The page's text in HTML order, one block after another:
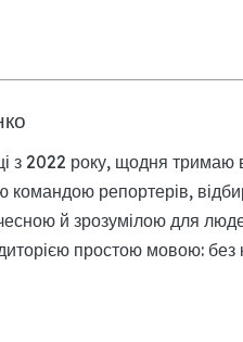
з 2022 року, щодня тримаю
командою репортерів,
й зрозумілою для
простою мовою: без